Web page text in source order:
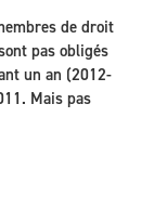
de droit
pas obligés
un an (2012-
Mais pas